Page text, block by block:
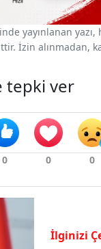
yayınlanan
İzin
tepki ver
İlginizi